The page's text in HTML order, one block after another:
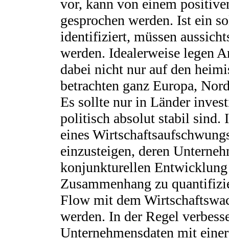
vor, kann von einem
gesprochen werden. Ist ein
identifiziert, müssen
werden. Idealerweise legen
dabei nicht nur auf den
betrachten ganz Europa,
Es sollte nur in Länder
politisch absolut stabil sind.
eines
einzusteigen, deren
konjunkturellen
Zusammenhang zu
Flow mit dem
werden. In der Regel
Unternehmensdaten mit